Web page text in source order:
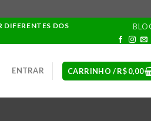
DIFERENTES DOS
ENTRAR CARRINHO /R$0,00